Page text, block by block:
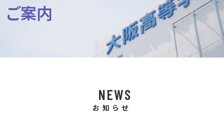
ご案内
NEWS
お知らせ